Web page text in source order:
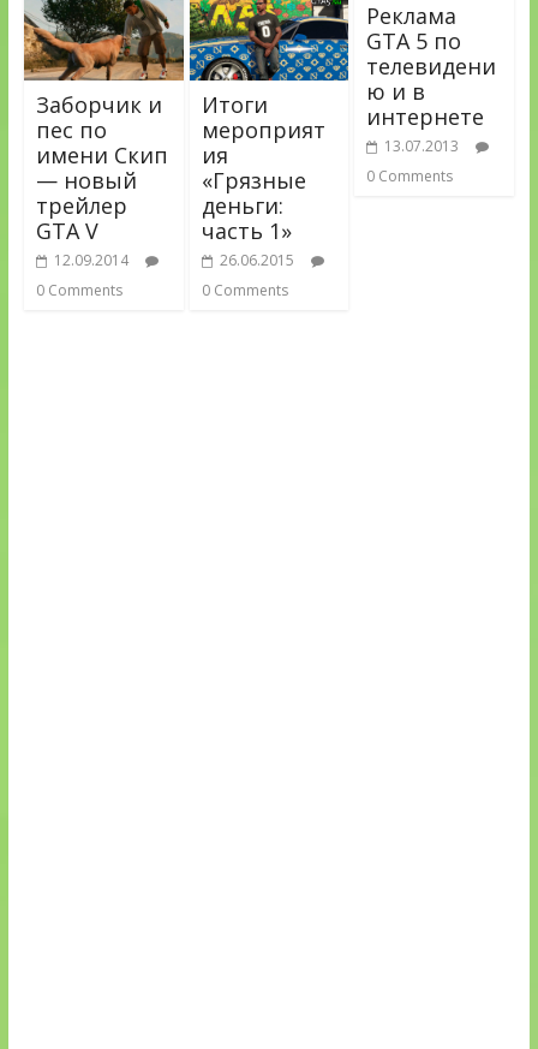
Заборчик и
пес по
имени Скип
— новый
трейлер
GTA V
12.09.2014
0 Comments
Итоги
мероприят
ия
«Грязные
деньги:
часть 1»
26.06.2015
0 Comments
Реклама
GTA 5 по
телевидени
ю и в
интернете
13.07.2013
0 Comments